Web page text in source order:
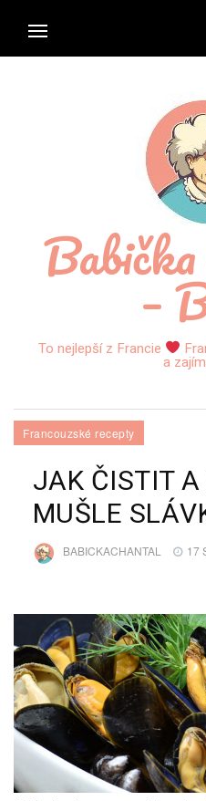
–
To nejlepší z Francie
a
Francouzské recepty
JAK ČISTIT
MUŠLE
BABICKACHANTAL 17